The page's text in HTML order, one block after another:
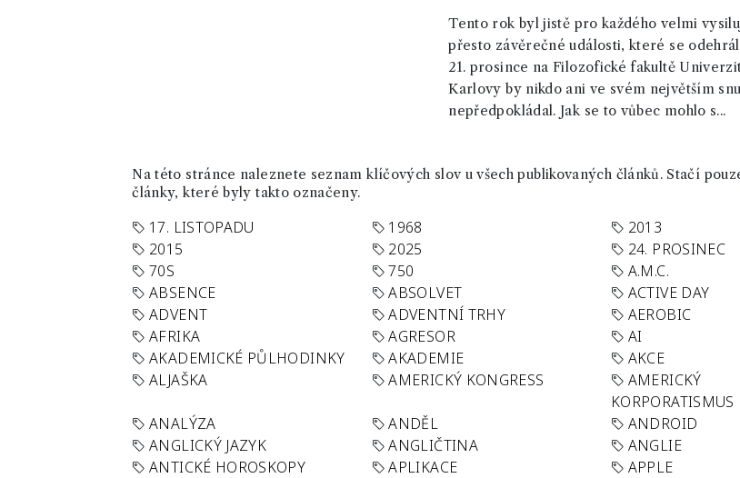
Tento rok byl jistě pro každého velmi
přesto závěrečné události, které se
21. prosince na Filozofické fakultě
Karlovy by nikdo ani ve svém největším snu
nepředpokládal. Jak se to vůbec mohlo s...
Na této stránce naleznete seznam klíčových slov u všech publikovaných článků. Stačí
články, které byly takto označeny.
17. LISTOPADU 1968 2013
2015
2025 24. PROSINEC
70S
750 A.M.C.
ABSENCE
ABSOLVET ACTIVE DAY
ADVENT
ADVENTNÍ TRHY AEROBIC
AFRIKA
AGRESOR AI
AKADEMICKÉ PŮLHODINKY
AKADEMIE AKCE
ALJAŠKA
AMERICKÝ KONGRESS
AMERICKÝ
KORPORATISMUS
ANALÝZA ANDĚL ANDROID
ANGLICKÝ JAZYK
ANGLIČTINA ANGLIE
ANTICKÉ HOROSKOPY
APLIKACE APPLE